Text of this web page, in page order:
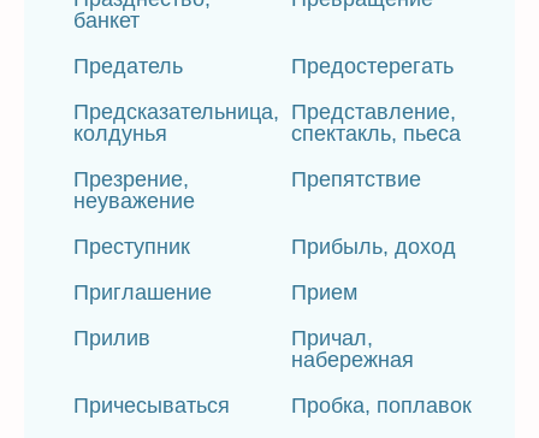
банкет
Предатель
Предостерегать
Предсказательница,
колдунья
Представление,
спектакль, пьеса
Презрение,
неуважение
Препятствие
Преступник
Прибыль, доход
Приглашение
Прием
Прилив
Причал,
набережная
Причесываться
Пробка, поплавок